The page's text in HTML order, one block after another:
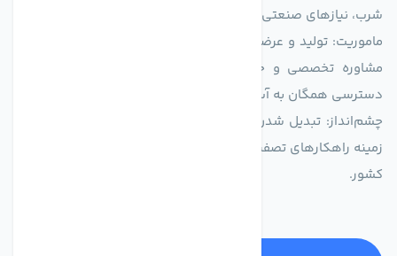
شرب، نیازهای صنعتی و کشاورزی طراحی و بهینه‌سازی شده‌اند.
ماموریت: تولید و عرضه محصولاتی با بالاترین استاندارد کیفی، ارائه
مشاوره تخصصی و خدمات پس از فروش مطمئن برای تضمین
دسترسی همگان به آب پاک و سالم.
چشم‌انداز: تبدیل شدن به انتخاب اول صنایع و مصرف‌کنندگان در
زمینه راهکارهای تصفیه آب و ایفای نقشی کلیدی در حفظ منابع آبی
کشور.